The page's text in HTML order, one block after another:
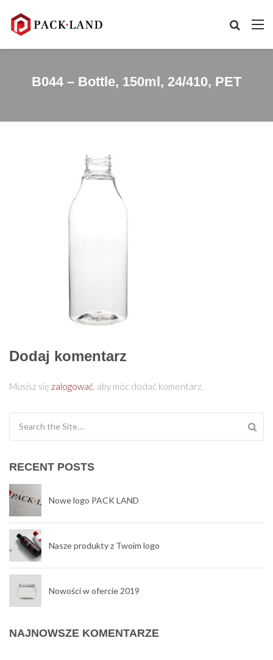
B044 – Bottle, 150ml, 24/410, PET
Dodaj komentarz
Musisz się zalogować, aby móc dodać komentarz.
RECENT POSTS
Nowe logo PACK LAND
Nasze produkty z Twoim logo
Nowości w ofercie 2019
NAJNOWSZE KOMENTARZE